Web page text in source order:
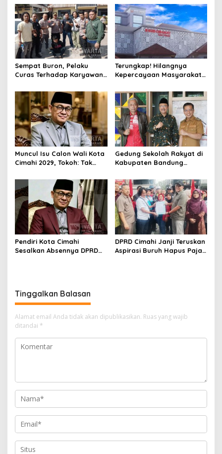
Kasus Narkoba
Sempat Buron, Pelaku
Curas Terhadap Karyawan
Ditangkap Polisi
Terungkap! Hilangnya
Kepercayaan Masyarakat
Rebranding RSUD Cibabat
Muncul Isu Calon Wali Kota
Cimahi 2029, Tokoh: Tak
Legitimasi Parpol
Gedung Sekolah Rakyat di
Kabupaten Bandung
Siap Tampung Dua Ribu
Siswa
Pendiri Kota Cimahi
Sesalkan Absennya DPRD
DPRD Cimahi Janji Teruskan
Aspirasi Buruh Hapus Pajak
Tinggalkan Balasan
Alamat email Anda tidak akan dipublikasikan. Ruas yang wajib
ditandai *